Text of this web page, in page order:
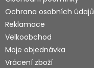
Ochrana osobních údajů
Reklamace
Velkoobchod
Moje objednávka
Vrácení zboží